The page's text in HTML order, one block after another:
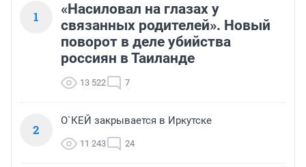
1
«Насиловал на глазах у
связанных родителей». Новый
поворот в деле убийства
россиян в Таиланде
13 522 7
2
О`КЕЙ закрывается в Иркутске
11 243 24